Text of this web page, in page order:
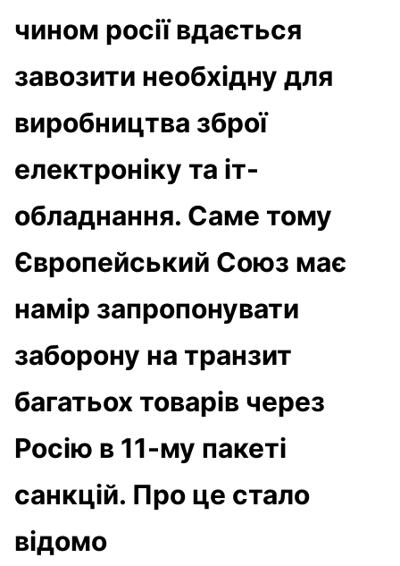
чином росії вдається
завозити необхідну для
виробництва зброї
електроніку та іт-
обладнання. Саме тому
Європейський Cоюз має
намір запропонувати
заборону на транзит
багатьох товарів через
Росію в 11-му пакеті
санкцій. Про це стало
відомо